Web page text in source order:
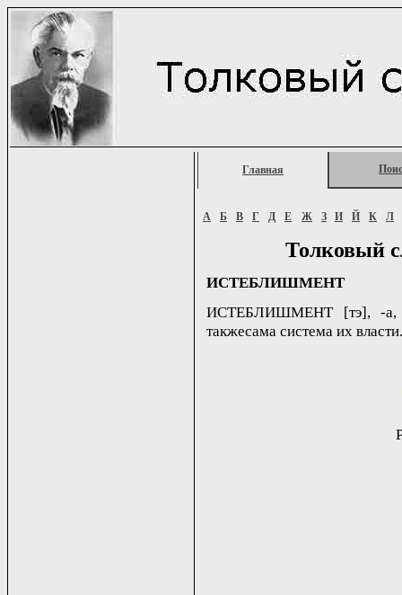
Главная
А Б В Г Д Е Ж З И Й К Л
Толковый
ИСТЕБЛИШМЕНТ
ИСТЕБЛИШМЕНТ [тэ], -а,
такжесама система их